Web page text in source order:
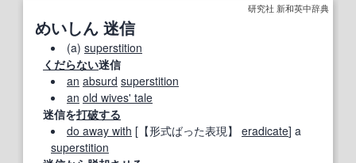
研究社 新和英中辞典
めいしん 迷信
(a) superstition
くだらない迷信
an absurd superstition
an old wives' tale
迷信を打破する
do away with [ 【形式ばった表現】 eradicate] a
superstition